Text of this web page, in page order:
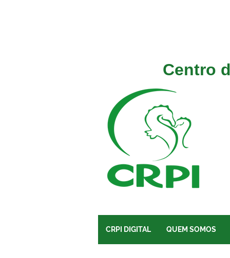
Centro
CRPI DIGITAL QUEM SOMOS